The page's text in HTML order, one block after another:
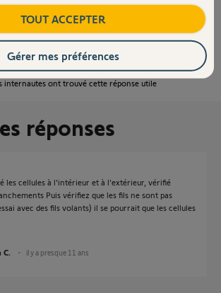
réponse vous a-t-elle aidé ?
NON OUI
internautes ont trouvé cette réponse utile
réponses
les cellules à l'intérieur et à l'extérieur, vérifié
Puis vérifiez que les fils ne sont pas
avec des fils volants) il se pourrait que les cellules
C. il y a presque 11 ans
TOUT ACCEPTER
Gérer mes préférences